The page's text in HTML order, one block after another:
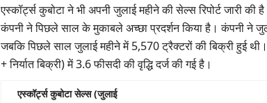
एस्कॉर्ट्स कुबोटा ने भी अपनी जुलाई महीने की सेल्स रिपोर्ट जारी की
कंपनी ने पिछले साल के मुकाबले अच्छा प्रदर्शन किया है। कंपनी ने
जबकि पिछले साल जुलाई महीने में 5,570 ट्रैक्टरों की बिक्री हुई
+ निर्यात बिक्री) में 3.6 फीसदी की वृद्धि दर्ज की गई है।
एस्कॉर्ट्स कुबोटा सेल्स (जुलाई